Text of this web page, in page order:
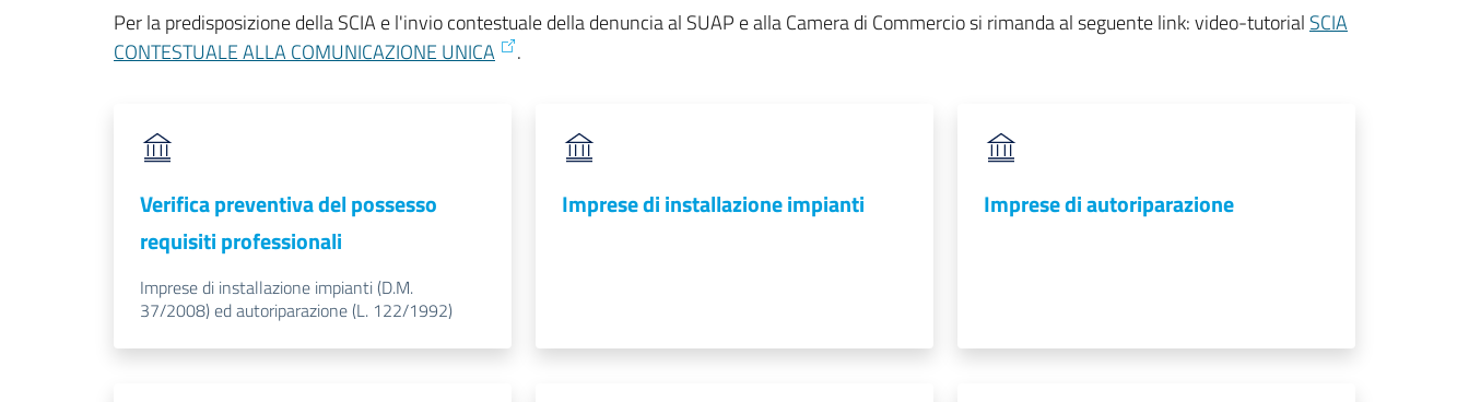
Per la predisposizione della SCIA e l'invio contestuale della denuncia al SUAP e alla Camera di Commercio si rimanda al seguente link: video-tutorial SCIA
CONTESTUALE ALLA COMUNICAZIONE UNICA
.
Verifica preventiva del possesso
requisiti professionali
Imprese di installazione impianti (D.M.
37/2008) ed autoriparazione (L. 122/1992)
Imprese di installazione impianti Imprese di autoriparazione